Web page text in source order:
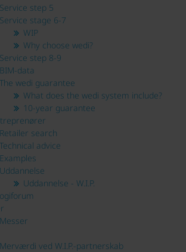
Service step 5
Service stage 6-7
WIP
Why choose wedi?
Service step 8-9
BIM-data
The wedi guarantee
What does the wedi system include?
10-year guarantee
Retailer search
Technical advice
Examples
Uddannelse
Uddannelse - W.I.P.
Messer
Merværdi ved W.I.P.-partnerskab